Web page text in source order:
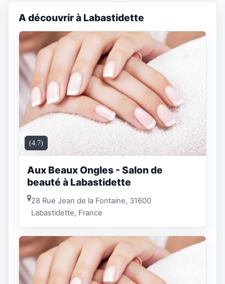
A découvrir à Labastidette
(4.7)
Aux Beaux Ongles - Salon de
beauté à Labastidette
28 Rue Jean de la Fontaine, 31600
Labastidette, France